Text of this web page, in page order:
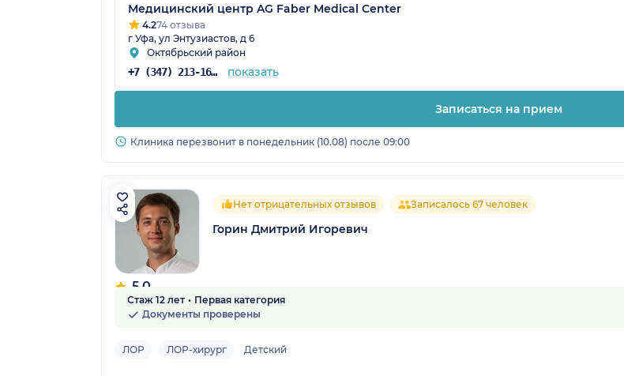
Медицинский центр AG Faber Medical Center
4.274 отзыва
г Уфа, ул Энтузиастов, д 6
Октябрьский район
+7 (347) 213-16-51 показать
Записаться на прием
Клиника перезвонит в понедельник (10.08) после 09:00
5.0
4 отзыва
Нет отрицательных отзывов Записалось 67 человек
Горин Дмитрий Игоревич
Стаж 12 лет
Первая категория
Документы проверены
ЛОР ЛОР-хирург Детский